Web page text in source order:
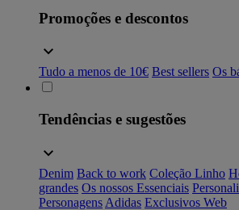
Promoções e descontos
Tudo a menos de 10€ Best sellers Os
Tendências e sugestões
Denim Back to work Coleção Linho
grandes Os nossos Essenciais
Personagens Adidas Exclusivos Web